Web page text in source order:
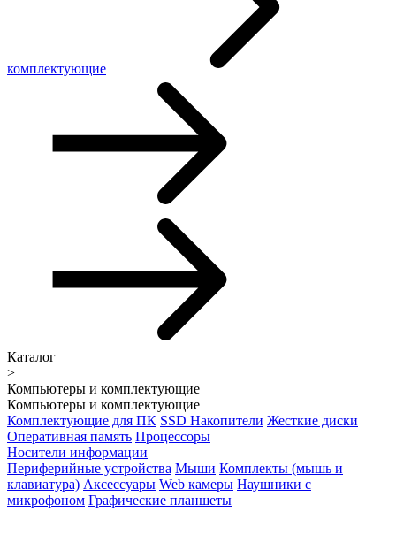
комплектующие
Каталог
>
Компьютеры и комплектующие
Компьютеры и комплектующие
Комплектующие для ПК SSD Накопители Жесткие диски
Оперативная память Процессоры
Носители информации
Периферийные устройства Мыши Комплекты (мышь и
клавиатура) Аксессуары Web камеры Наушники с
микрофоном Графические планшеты